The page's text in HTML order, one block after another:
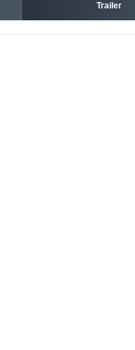
Trailer